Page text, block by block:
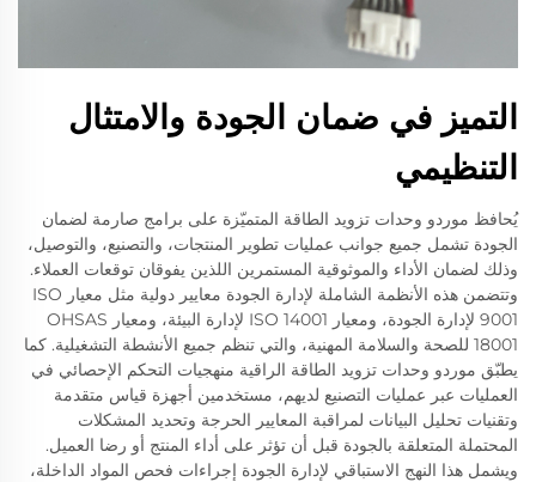
التميز في ضمان الجودة والامتثال
التنظيمي
يُحافظ موردو وحدات تزويد الطاقة المتميّزة على برامج صارمة لضمان
الجودة تشمل جميع جوانب عمليات تطوير المنتجات، والتصنيع، والتوصيل،
وذلك لضمان الأداء والموثوقية المستمرين اللذين يفوقان توقعات العملاء.
وتتضمن هذه الأنظمة الشاملة لإدارة الجودة معايير دولية مثل معيار ISO
9001 لإدارة الجودة، ومعيار ISO 14001 لإدارة البيئة، ومعيار OHSAS
18001 للصحة والسلامة المهنية، والتي تنظم جميع الأنشطة التشغيلية. كما
يطبّق موردو وحدات تزويد الطاقة الراقية منهجيات التحكم الإحصائي في
العمليات عبر عمليات التصنيع لديهم، مستخدمين أجهزة قياس متقدمة
وتقنيات تحليل البيانات لمراقبة المعايير الحرجة وتحديد المشكلات
المحتملة المتعلقة بالجودة قبل أن تؤثر على أداء المنتج أو رضا العميل.
ويشمل هذا النهج الاستباقي لإدارة الجودة إجراءات فحص المواد الداخلة،